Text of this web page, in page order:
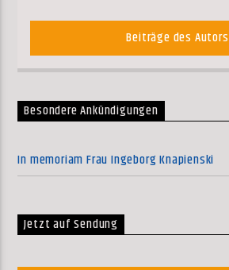
Beiträge des Autors
Besondere Ankündigungen
In memoriam Frau Ingeborg Knapienski
Jetzt auf Sendung